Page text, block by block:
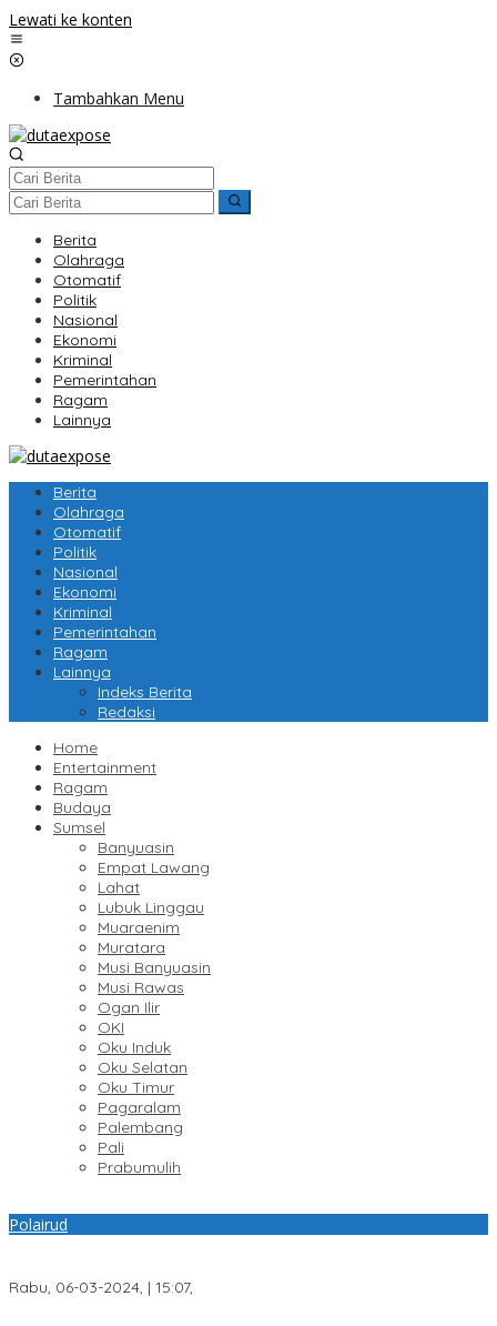
Lewati ke konten
Tambahkan Menu
Berita
Olahraga
Otomatif
Politik
Nasional
Ekonomi
Kriminal
Pemerintahan
Ragam
Lainnya
Berita
Olahraga
Otomatif
Politik
Nasional
Ekonomi
Kriminal
Pemerintahan
Ragam
Lainnya
Indeks Berita
Redaksi
Home
Entertainment
Ragam
Budaya
Sumsel
Banyuasin
Empat Lawang
Lahat
Lubuk Linggau
Muaraenim
Muratara
Musi Banyuasin
Musi Rawas
Ogan Ilir
OKI
Oku Induk
Oku Selatan
Oku Timur
Pagaralam
Palembang
Pali
Prabumulih
Polairud
Rabu, 06-03-2024, | 15:07,